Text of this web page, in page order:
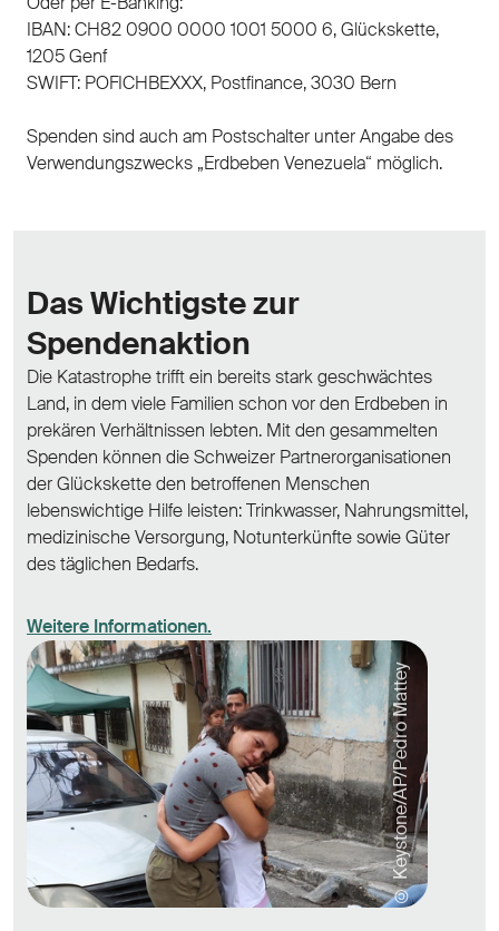
IBAN: CH82 0900 0000 1001 5000 6, Glückskette,
1205 Genf
SWIFT: POFICHBEXXX, Postfinance, 3030 Bern
Spenden sind auch am Postschalter unter Angabe des
Verwendungszwecks „Erdbeben Venezuela“ möglich.
© Keystone/AP/Pedro Mattey
Das Wichtigste zur
Spendenaktion
Die Katastrophe trifft ein bereits stark geschwächtes
Land, in dem viele Familien schon vor den Erdbeben in
prekären Verhältnissen lebten. Mit den gesammelten
Spenden können die Schweizer Partnerorganisationen
der Glückskette den betroffenen Menschen
lebenswichtige Hilfe leisten: Trinkwasser, Nahrungsmittel,
medizinische Versorgung, Notunterkünfte sowie Güter
des täglichen Bedarfs.
Weitere Informationen.